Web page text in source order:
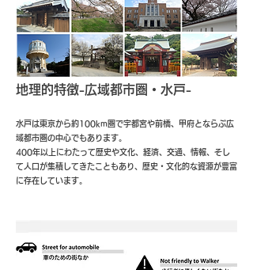
地理的特徴-広域都市圏・水戸-
水戸は東京から約100km圏で宇都宮や前橋、甲府とならぶ広
域都市圏の中心でもあります。
400年以上にわたって歴史や文化、経済、交通、情報、そし
て人口が集積してきたこともあり、歴史・文化的な資源が豊富
に存在しています。